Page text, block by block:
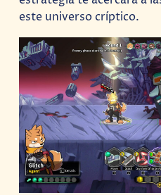
este universo críptico.